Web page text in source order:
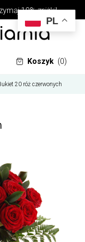
10% zniżki!
Koszyk (0)
20 róż czerwonych
PL